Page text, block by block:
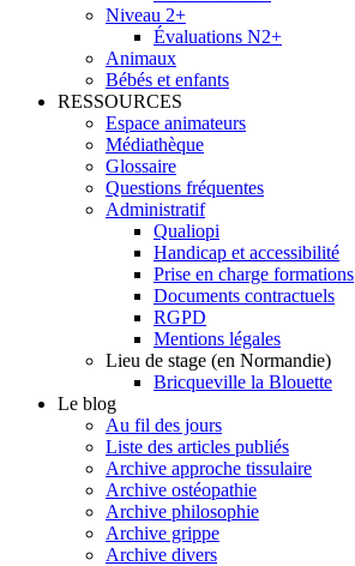
Niveau 2+
Évaluations N2+
Animaux
Bébés et enfants
RESSOURCES
Espace animateurs
Médiathèque
Glossaire
Questions fréquentes
Administratif
Qualiopi
Handicap et accessibilité
Prise en charge formations
Documents contractuels
RGPD
Mentions légales
Lieu de stage (en Normandie)
Bricqueville la Blouette
Le blog
Au fil des jours
Liste des articles publiés
Archive approche tissulaire
Archive ostéopathie
Archive philosophie
Archive grippe
Archive divers